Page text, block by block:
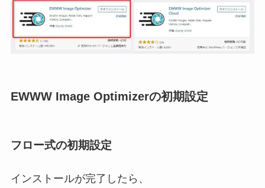
EWWW Image Optimizerの初期設定
フロー式の初期設定
インストールが完了したら、